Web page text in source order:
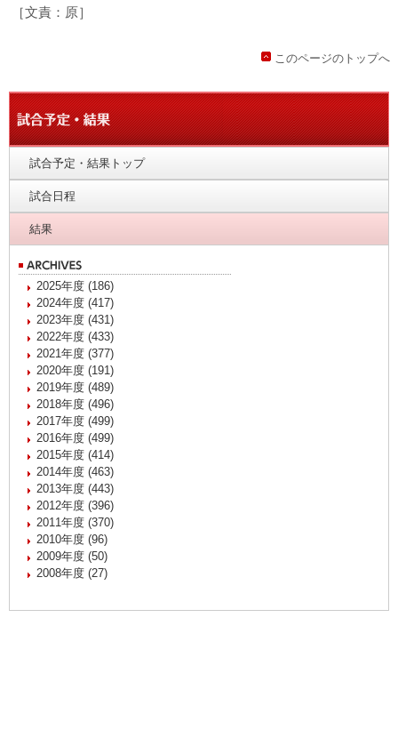
［文責：原］
このページのトップへ
試合予定・結果トップ
試合日程
結果
2025年度 (186)
2024年度 (417)
2023年度 (431)
2022年度 (433)
2021年度 (377)
2020年度 (191)
2019年度 (489)
2018年度 (496)
2017年度 (499)
2016年度 (499)
2015年度 (414)
2014年度 (463)
2013年度 (443)
2012年度 (396)
2011年度 (370)
2010年度 (96)
2009年度 (50)
2008年度 (27)